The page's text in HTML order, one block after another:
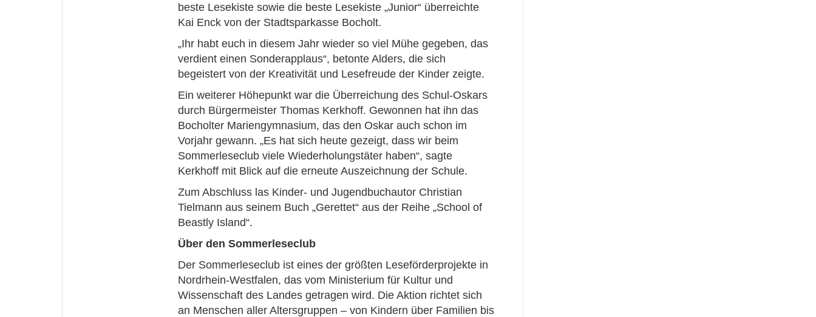
beste Lesekiste sowie die beste Lesekiste „Junior“ überreichte
Kai Enck von der Stadtsparkasse Bocholt.
„Ihr habt euch in diesem Jahr wieder so viel Mühe gegeben, das
verdient einen Sonderapplaus“, betonte Alders, die sich
begeistert von der Kreativität und Lesefreude der Kinder zeigte.
Ein weiterer Höhepunkt war die Überreichung des Schul-Oskars
durch Bürgermeister Thomas Kerkhoff. Gewonnen hat ihn das
Bocholter Mariengymnasium, das den Oskar auch schon im
Vorjahr gewann. „Es hat sich heute gezeigt, dass wir beim
Sommerleseclub viele Wiederholungstäter haben“, sagte
Kerkhoff mit Blick auf die erneute Auszeichnung der Schule.
Zum Abschluss las Kinder- und Jugendbuchautor Christian
Tielmann aus seinem Buch „Gerettet“ aus der Reihe „School of
Beastly Island“.
Über den Sommerleseclub
Der Sommerleseclub ist eines der größten Leseförderprojekte in
Nordrhein-Westfalen, das vom Ministerium für Kultur und
Wissenschaft des Landes getragen wird. Die Aktion richtet sich
an Menschen aller Altersgruppen – von Kindern über Familien bis